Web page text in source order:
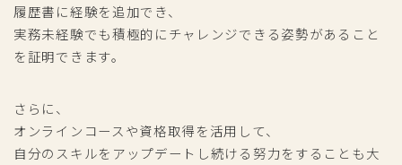
履歴書に経験を追加でき、
実務未経験でも積極的にチャレンジできる姿勢があること
を証明できます。
さらに、
オンラインコースや資格取得を活用して、
自分のスキルをアップデートし続ける努力をすることも大